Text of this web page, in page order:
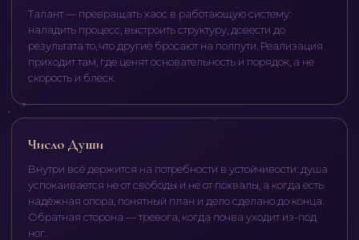
Талант — превращать хаос в работающую систему:
наладить процесс, выстроить структуру, довести до
результата то, что другие бросают на полпути. Реализация
приходит там, где ценят основательность и порядок, а не
скорость и блеск.
Число Души
Внутри всё держится на потребности в устойчивости: душа
успокаивается не от свободы и не от похвалы, а когда есть
надёжная опора, понятный план и дело сделано до конца.
Обратная сторона — тревога, когда почва уходит из-под
ног.